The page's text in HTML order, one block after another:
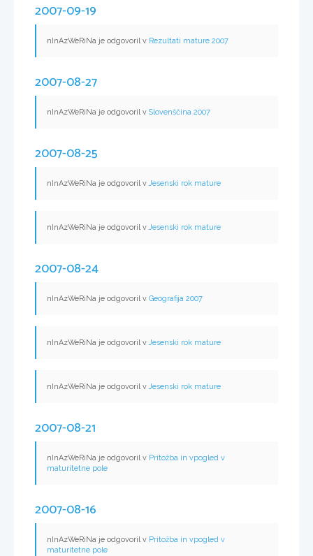
2007-09-19
nInAzWeRiNa je odgovoril v Rezultati mature 2007
2007-08-27
nInAzWeRiNa je odgovoril v Slovenščina 2007
2007-08-25
nInAzWeRiNa je odgovoril vJesenski rok mature
nInAzWeRiNa je odgovoril vJesenski rok mature
2007-08-24
nInAzWeRiNa je odgovoril v Geografija 2007
nInAzWeRiNa je odgovoril vJesenski rok mature
nInAzWeRiNa je odgovoril vJesenski rok mature
2007-08-21
nInAzWeRiNa je odgovoril v Pritožba in vpogled v
maturitetne pole
2007-08-16
nInAzWeRiNa je odgovoril v Pritožba in vpogled v
maturitetne pole